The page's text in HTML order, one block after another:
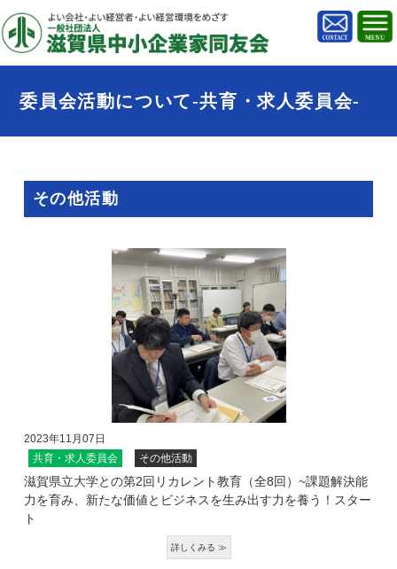
委員会活動について-共育・求人委員会-
その他活動
2023年11月07日
共育・求人委員会
その他活動
滋賀県立大学との第2回リカレント教育（全8回）~課題解決能
力を育み、新たな価値とビジネスを生み出す力を養う！スター
ト